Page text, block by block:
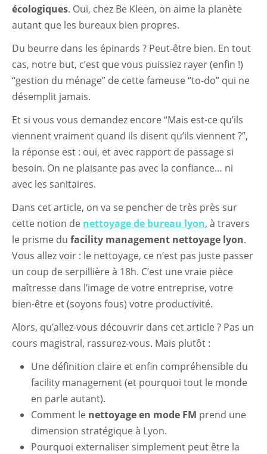
écologiques. Oui, chez Be Kleen, on aime la planète
autant que les bureaux bien propres.
Du beurre dans les épinards ? Peut-être bien. En tout
cas, notre but, c’est que vous puissiez rayer (enfin !)
“gestion du ménage” de cette fameuse “to-do” qui ne
désemplit jamais.
Et si vous vous demandez encore “Mais est-ce qu’ils
viennent vraiment quand ils disent qu’ils viennent ?”,
la réponse est : oui, et avec rapport de passage si
besoin. On ne plaisante pas avec la confiance… ni
avec les sanitaires.
Dans cet article, on va se pencher de très près sur
cette notion de nettoyage de bureau lyon, à travers
le prisme du facility management nettoyage lyon.
Vous allez voir : le nettoyage, ce n’est pas juste passer
un coup de serpillière à 18h. C’est une vraie pièce
maîtresse dans l’image de votre entreprise, votre
bien-être et (soyons fous) votre productivité.
Alors, qu’allez-vous découvrir dans cet article ? Pas un
cours magistral, rassurez-vous. Mais plutôt :
Une définition claire et enfin compréhensible du
facility management (et pourquoi tout le monde
en parle autant).
Comment le nettoyage en mode FM prend une
dimension stratégique à Lyon.
Pourquoi externaliser simplement peut être la